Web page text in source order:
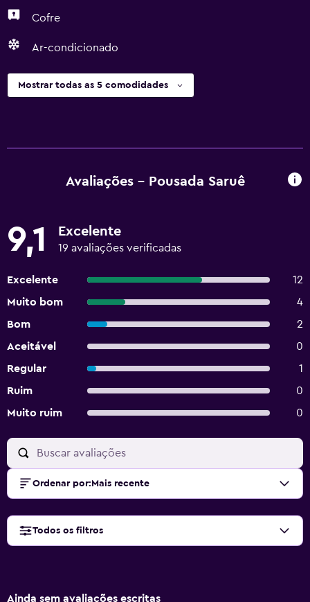
Cofre
Ar-condicionado
Mostrar todas as 5 comodidades
Avaliações - Pousada Saruê
9,1 Excelente
19 avaliações verificadas
Excelente
12
Muito bom
4
Bom
2
Aceitável
0
Regular
1
Ruim
0
Muito ruim
0
Ordenar por: Mais recente
Todos os filtros
Ainda sem avaliações escritas